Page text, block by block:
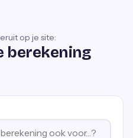
op je site:
berekening